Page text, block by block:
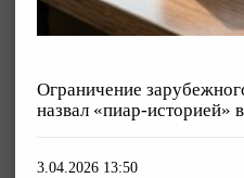
Ограничение
назвал «пиар-историей»
3.04.2026 13:50